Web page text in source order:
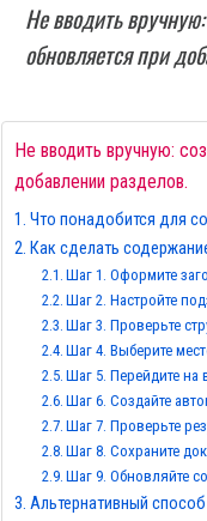
Не вводить
обновляется при
Не вводить вручную:
добавлении разделов.
Что понадобится для
Как сделать
Шаг 1. Оформите
Шаг 2. Настройте
Шаг 3. Проверьте
Шаг 4. Выберите
Шаг 5. Перейдите на
Шаг 6. Создайте
Шаг 7. Проверьте
Шаг 8. Сохраните
Шаг 9. Обновляйте
Альтернативный